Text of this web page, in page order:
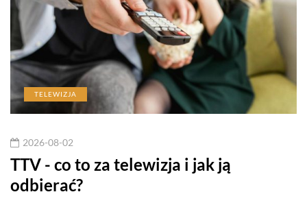
TELEWIZJA
2026-08-02
TTV - co to za telewizja i jak ją
odbierać?